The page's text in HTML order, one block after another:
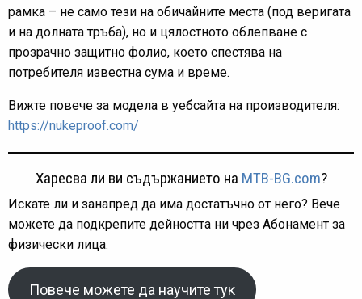
рамка – не само тези на обичайните места (под веригата
и на долната тръба), но и цялостното облепване с
прозрачно защитно фолио, което спестява на
потребителя известна сума и време.
Вижте повече за модела в уебсайта на производителя:
https://nukeproof.com/
Харесва ли ви съдържанието на MTB-BG.com?
Искате ли и занапред да има достатъчно от него? Вече
можете да подкрепите дейността ни чрез Абонамент за
физически лица.
Повече можете да научите тук